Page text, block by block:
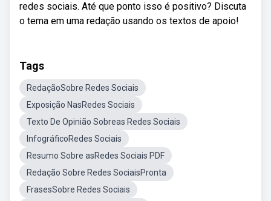
redes sociais. Até que ponto isso é positivo? Discuta
o tema em uma redação usando os textos de apoio!
Tags
RedaçãoSobre Redes Sociais
Exposição NasRedes Sociais
Texto De Opinião Sobreas Redes Sociais
InfográficoRedes Sociais
Resumo Sobre asRedes Sociais PDF
Redação Sobre Redes SociaisPronta
FrasesSobre Redes Sociais